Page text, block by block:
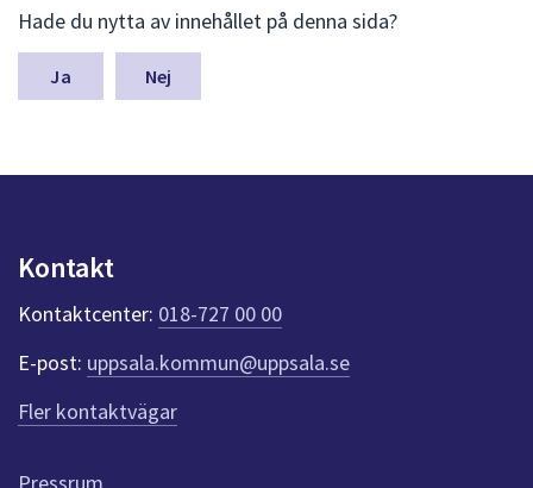
ä
m
a
n
k
t
e
r
f
ö
r
e
Hade du nytta av innehållet på denna sida?
Nej
Kontakt
Kontaktcenter: 018-727 00 00
E-post: uppsala.kommun@uppsala.se
Fler kontaktvägar